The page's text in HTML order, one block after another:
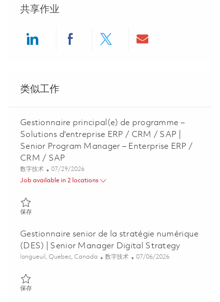
共享作业
类似工作
Gestionnaire principal(e) de programme –
Solutions d'entreprise ERP / CRM / SAP |
Senior Program Manager – Enterprise ERP /
CRM / SAP
类别
数字技术 Posted Date
07/29/2026
Job available in 2 locations
保存保存 Gestionnaire principal(e) de programme – Solutions
Gestionnaire senior de la stratégie numérique
(DES) | Senior Manager Digital Strategy
位置
longueuil, Quebec, Canada 类别
数字技术 Posted Date
07/06/2026
保存保存 Gestionnaire senior de la stratégie numérique (DES) |